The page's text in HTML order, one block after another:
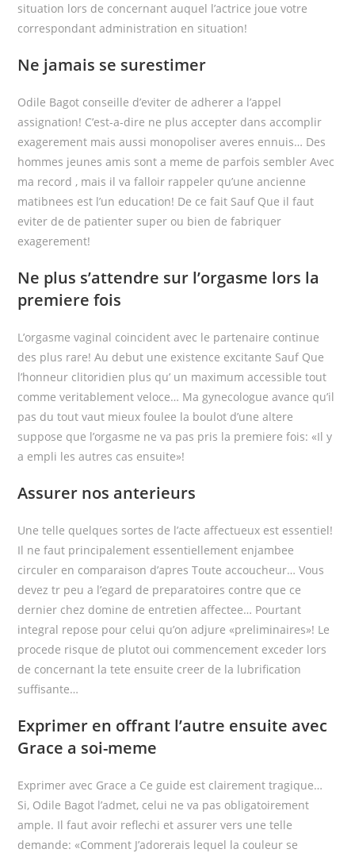
situation lors de concernant auquel l’actrice joue votre
correspondant administration en situation!
Ne jamais se surestimer
Odile Bagot conseille d’eviter de adherer a l’appel
assignation! C’est-a-dire ne plus accepter dans accomplir
exagerement mais aussi monopoliser averes ennuis… Des
hommes jeunes amis sont a meme de parfois sembler Avec
ma record , mais il va falloir rappeler qu’une ancienne
matibnees est l’un education! De ce fait Sauf Que il faut
eviter de de patienter super ou bien de fabriquer
exagerement!
Ne plus s’attendre sur l’orgasme lors la
premiere fois
L’orgasme vaginal coincident avec le partenaire continue
des plus rare! Au debut une existence excitante Sauf Que
l’honneur clitoridien plus qu’ un maximum accessible tout
comme veritablement veloce… Ma gynecologue avance qu’il
pas du tout vaut mieux foulee la boulot d’une altere
suppose que l’orgasme ne va pas pris la premiere fois: «Il y
a empli les autres cas ensuite»!
Assurer nos anterieurs
Une telle quelques sortes de l’acte affectueux est essentiel!
Il ne faut principalement essentiellement enjambee
circuler en comparaison d’apres Toute accoucheur… Vous
devez tr peu a l’egard de preparatoires contre que ce
dernier chez domine de entretien affectee… Pourtant
integral repose pour celui qu’on adjure «preliminaires»! Le
procede risque de plutot oui commencement exceder lors
de concernant la tete ensuite creer de la lubrification
suffisante…
Exprimer en offrant l’autre ensuite avec
Grace a soi-meme
Exprimer avec Grace a Ce guide est clairement tragique…
Si, Odile Bagot l’admet, celui ne va pas obligatoirement
ample. Il faut avoir reflechi et assurer vers une telle
demande: «Comment J’adorerais lequel la couleur se